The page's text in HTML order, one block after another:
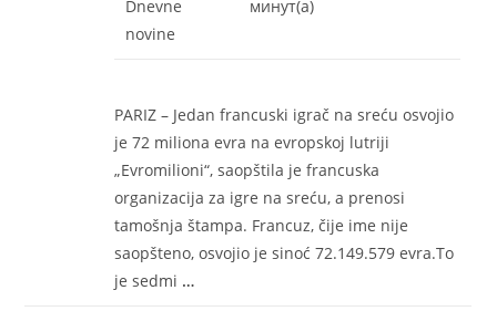
Dnevne
novine
минут(а)‎
PARIZ – Jedan francuski igrač na sreću osvojio
je 72 miliona evra na evropskoj lutriji
„Evromilioni“, saopštila je francuska
organizacija za igre na sreću, a prenosi
tamošnja štampa. Francuz, čije ime nije
saopšteno, osvojio je sinoć 72.149.579 evra.To
je sedmi …